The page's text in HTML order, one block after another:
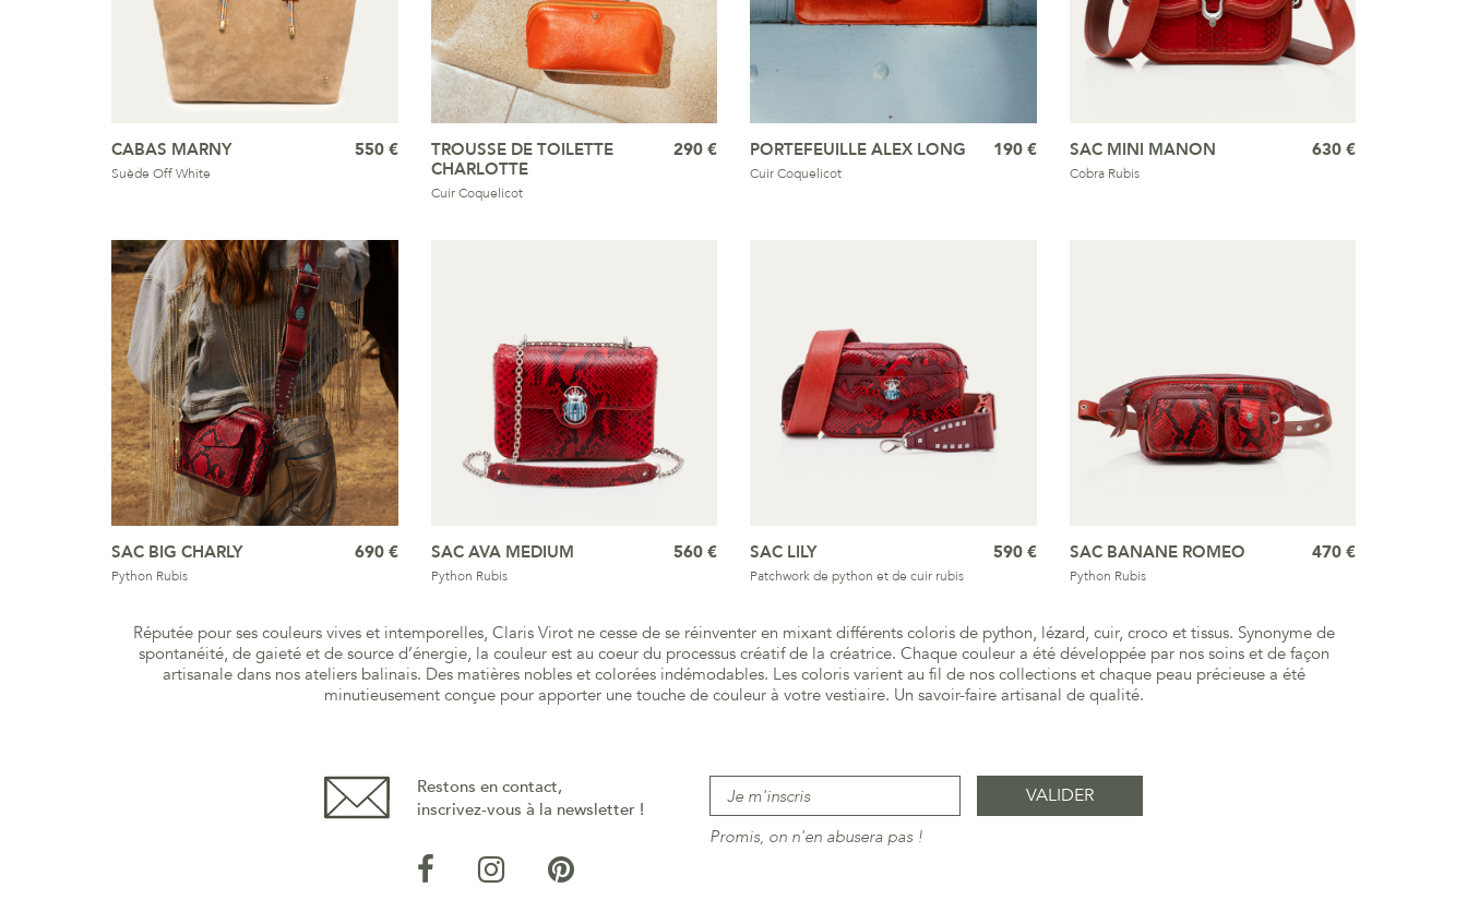
CABAS MARNY
Suède Off White
550 €
TROUSSE DE TOILETTE
CHARLOTTE
Cuir Coquelicot
290 € PORTEFEUILLE ALEX LONG
Cuir Coquelicot
190 € SAC MINI MANON
Cobra Rubis
630 €
SAC BIG CHARLY
Python Rubis
690 € SAC AVA MEDIUM
Python Rubis
560 € SAC LILY
Patchwork de python et de cuir rubis
590 € SAC BANANE ROMEO
Python Rubis
470 €
Réputée pour ses couleurs vives et intemporelles, Claris Virot ne cesse de se réinventer en mixant différents coloris de python, lézard, cuir, croco et tissus. Synonyme de
spontanéité, de gaieté et de source d’énergie, la couleur est au coeur du processus créatif de la créatrice. Chaque couleur a été développée par nos soins et de façon
artisanale dans nos ateliers balinais. Des matières nobles et colorées indémodables. Les coloris varient au fil de nos collections et chaque peau précieuse a été
minutieusement conçue pour apporter une touche de couleur à votre vestiaire. Un savoir-faire artisanal de qualité.
Restons en contact,
inscrivez-vous à la newsletter !
Promis, on n'en abusera pas !